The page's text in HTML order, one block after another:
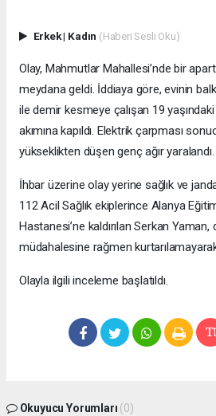
Erkek| Kadın (Haberi Sesli Oku)
Olay, Mahmutlar Mahallesi’nde bir
meydana geldi. İddiaya göre, evinin
ile demir kesmeye çalışan 19
akımına kapıldı. Elektrik çarpması
yükseklikten düşen genç ağır yaralandı.
İhbar üzerine olay yerine sağlık ve
112 Acil Sağlık ekiplerince Alanya
Hastanesi’ne kaldırılan Serkan
müdahalesine rağmen
Olayla ilgili inceleme başlatıldı.
Okuyucu Yorumları (0)